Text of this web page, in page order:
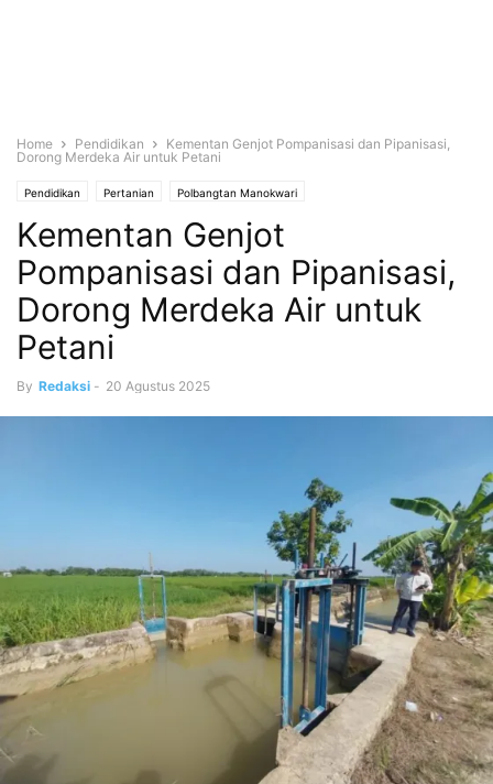
Home Pendidikan
Kementan Genjot Pompanisasi dan Pipanisasi,
Dorong Merdeka Air untuk Petani
Pendidikan Pertanian Polbangtan Manokwari
Kementan Genjot
Pompanisasi dan Pipanisasi,
Dorong Merdeka Air untuk
Petani
By Redaksi - 20 Agustus 2025